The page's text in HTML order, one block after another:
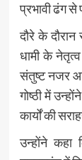
प्रभावी ढंग से
दौरे के दौरान
धामी के
संतुष्ट नजर
गोष्ठी में
कार्यों की
उन्होंने कहा